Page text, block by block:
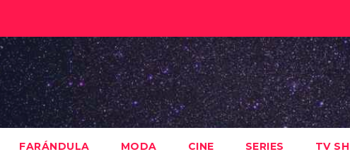
FARÁNDULA MODA CINE SERIES TV